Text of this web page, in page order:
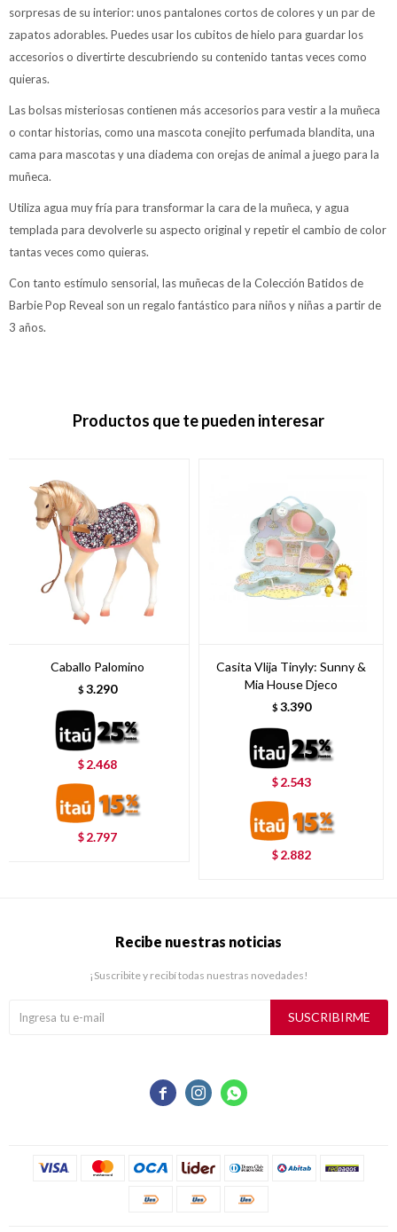
sorpresas de su interior: unos pantalones cortos de colores y un par de
zapatos adorables. Puedes usar los cubitos de hielo para guardar los
accesorios o divertirte descubriendo su contenido tantas veces como
quieras.
Las bolsas misteriosas contienen más accesorios para vestir a la muñeca
o contar historias, como una mascota conejito perfumada blandita, una
cama para mascotas y una diadema con orejas de animal a juego para la
muñeca.
Utiliza agua muy fría para transformar la cara de la muñeca, y agua
templada para devolverle su aspecto original y repetir el cambio de color
tantas veces como quieras.
Con tanto estímulo sensorial, las muñecas de la Colección Batidos de
Barbie Pop Reveal son un regalo fantástico para niños y niñas a partir de
3 años.
Productos que te pueden interesar
Caballo Palomino
$ 3.290
$ 2.468
$ 2.797
Casita Vlija Tinyly: Sunny &
Mia House Djeco
$ 3.390
$ 2.543
$ 2.882
  
Recibe nuestras noticias
¡Suscribite y recibí todas nuestras novedades!
SUSCRIBIRME